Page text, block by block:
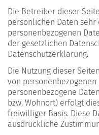
Die Betreiber dieser
persönlichen Daten
personenbezogenen
der gesetzlichen
Datenschutzerklärung.
Die Nutzung dieser
von
personenbezogene
bzw. Wohnort) erfolgt
freiwilliger Basis. Diese
ausdrückliche